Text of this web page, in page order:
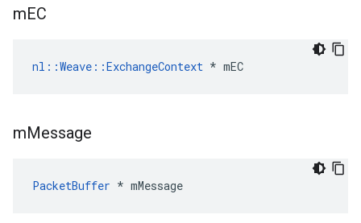
mEC
nl::Weave::ExchangeContext * mEC
mMessage
PacketBuffer * mMessage